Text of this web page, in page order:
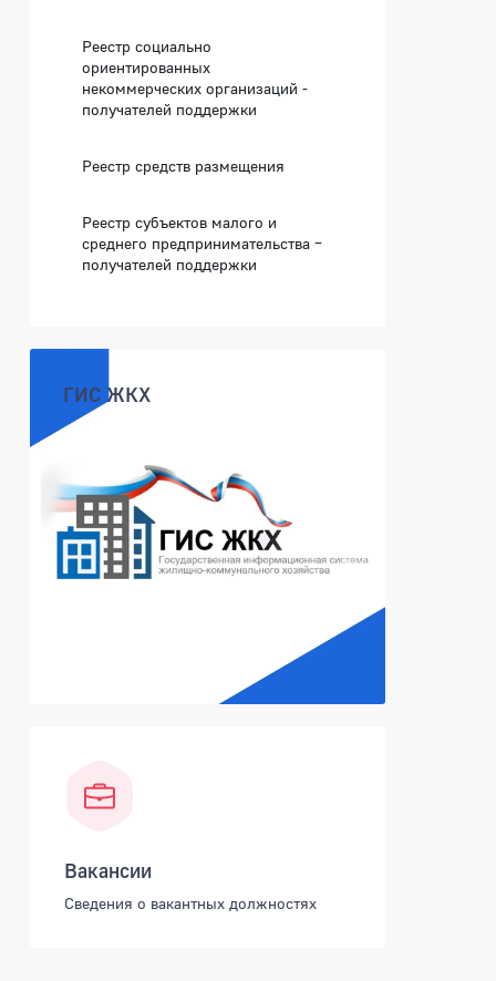
Реестр социально
ориентированных
некоммерческих организаций -
получателей поддержки
Реестр средств размещения
Реестр субъектов малого и
среднего предпринимательства –
получателей поддержки
ГИС ЖКХ
Вакансии
Сведения о вакантных должностях